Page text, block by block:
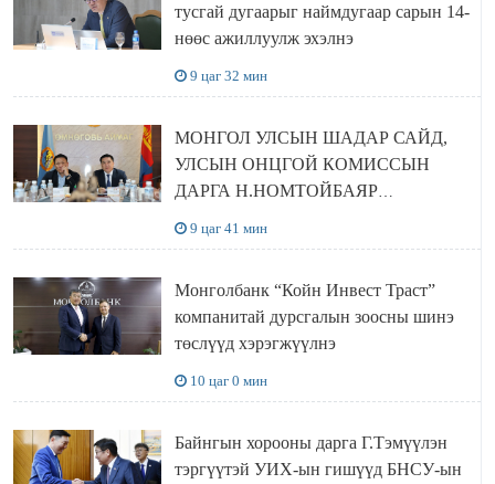
тусгай дугаарыг наймдугаар сарын 14-
нөөс ажиллуулж эхэлнэ
9 цаг 32 мин
МОНГОЛ УЛСЫН ШАДАР САЙД,
УЛСЫН ОНЦГОЙ КОМИССЫН
ДАРГА Н.НОМТОЙБАЯР
9 цаг 41 мин
Монголбанк “Койн Инвест Траст”
компанитай дурсгалын зоосны шинэ
төслүүд хэрэгжүүлнэ
10 цаг 0 мин
Байнгын хорооны дарга Г.Тэмүүлэн
тэргүүтэй УИХ-ын гишүүд БНСУ-ын